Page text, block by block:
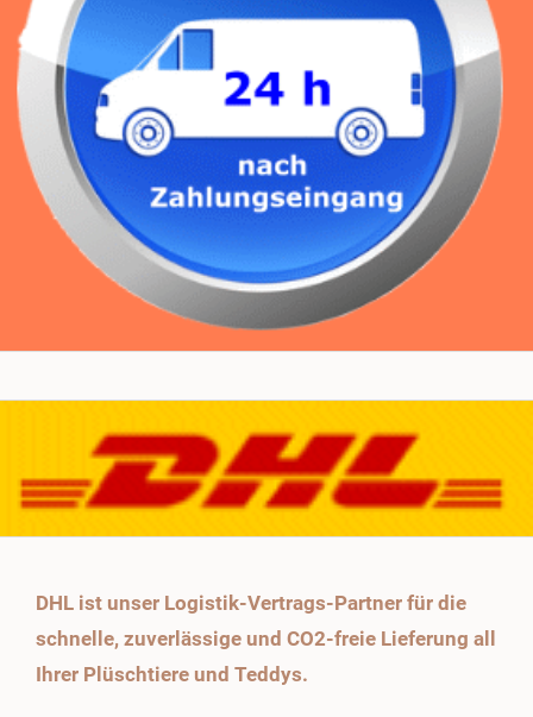
DHL ist unser Logistik-Vertrags-Partner für die
schnelle, zuverlässige und CO2-freie Lieferung all
Ihrer Plüschtiere und Teddys.